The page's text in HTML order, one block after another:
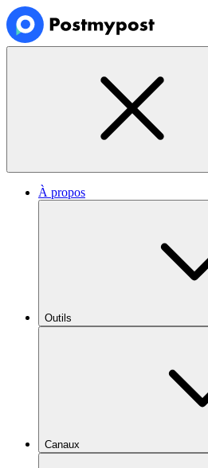
À propos
Outils
Canaux